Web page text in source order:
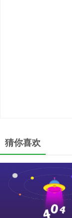
猜你喜欢